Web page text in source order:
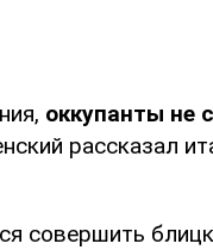
оккупанты не
рассказал
совершить